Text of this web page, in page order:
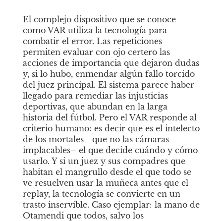
El complejo dispositivo que se conoce
como VAR utiliza la tecnología para
combatir el error. Las repeticiones
permiten evaluar con ojo certero las
acciones de importancia que dejaron dudas
y, si lo hubo, enmendar algún fallo torcido
del juez principal. El sistema parece haber
llegado para remediar las injusticias
deportivas, que abundan en la larga
historia del fútbol. Pero el VAR responde al
criterio humano: es decir que es el intelecto
de los mortales –que no las cámaras
implacables– el que decide cuándo y cómo
usarlo. Y si un juez y sus compadres que
habitan el mangrullo desde el que todo se
ve resuelven usar la muñeca antes que el
replay, la tecnología se convierte en un
trasto inservible. Caso ejemplar: la mano de
Otamendi que todos, salvo los